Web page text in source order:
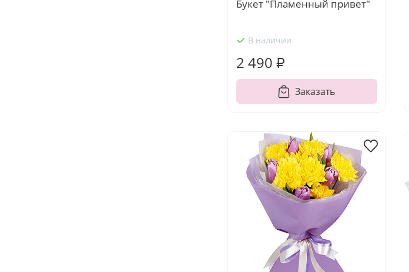
Букет "Пламенный привет"
В наличии
2 490 ₽
Заказать